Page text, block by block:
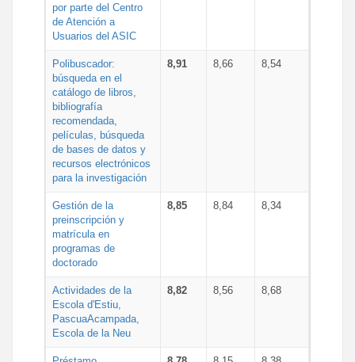
por parte del Centro
de Atención a
Usuarios del ASIC
Polibuscador:
búsqueda en el
catálogo de libros,
bibliografía
recomendada,
películas, búsqueda
de bases de datos y
recursos electrónicos
para la investigación
8,91 8,66 8,54
Gestión de la
preinscripción y
matrícula en
programas de
doctorado
8,85 8,84 8,34
Actividades de la
Escola d'Estiu,
PascuaAcampada,
Escola de la Neu
8,82 8,56 8,68